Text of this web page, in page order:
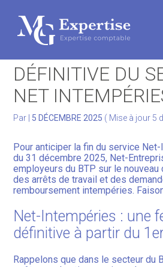
Aller
Gérer votre quotidien
Développer votre activité
Gérer votre patrimoine
Facturation Électronique
BTP : FERMETURE
DÉFINITIVE DU
NET
Par 5 DÉCEMBRE 2025 ( Mise à jour 5
Pour anticiper la fin du service
du 31 décembre 2025, Net-
employeurs du BTP sur le nouveau
des arrêts de travail et des
remboursement intempéries.
Net-Intempéries : une
définitive à partir du
Rappelons que dans le secteur du